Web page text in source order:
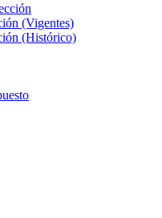
(Vigentes)
(Histórico)